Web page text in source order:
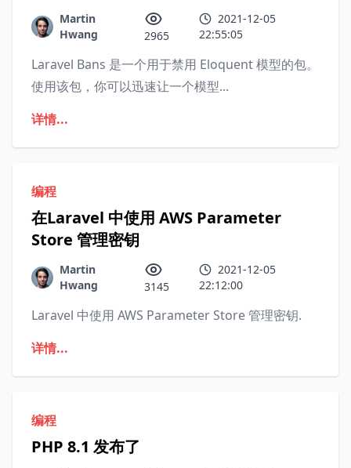
Martin
Hwang
2965
2021-12-05
22:55:05
Laravel Bans 是一个用于禁用 Eloquent 模型的包。
使用该包，你可以迅速让一个模型...
详情...
编程
在Laravel 中使用 AWS Parameter
Store 管理密钥
Martin
Hwang
3145
2021-12-05
22:12:00
Laravel 中使用 AWS Parameter Store 管理密钥.
详情...
编程
PHP 8.1 发布了